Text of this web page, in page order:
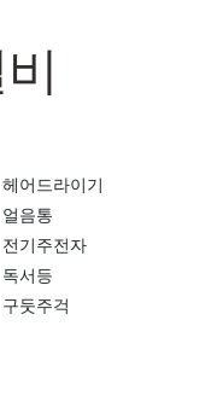
헤어드라이기
얼음통
전기주전자
독서등
구둣주걱